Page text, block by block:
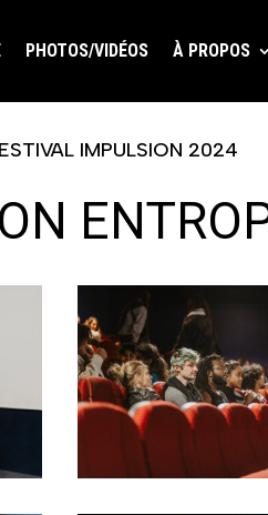
PHOTOS/VIDÉOS À PROPOS
IMPULSION 2024